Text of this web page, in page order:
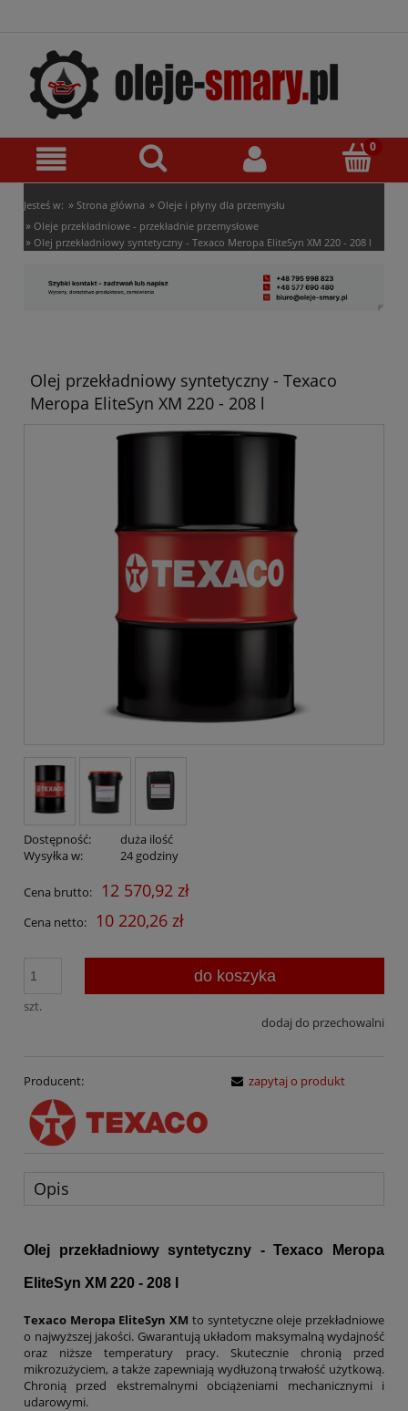
Jesteś w: » Strona główna » Oleje i płyny dla przemysłu
» Oleje przekładniowe - przekładnie przemysłowe
» Olej przekładniowy syntetyczny - Texaco Meropa EliteSyn XM 220 - 208 l
Olej przekładniowy syntetyczny - Texaco
Meropa EliteSyn XM 220 - 208 l
Dostępność:
duża ilość
Wysyłka w:
24 godziny
Cena brutto: 12 570,92 zł
Cena netto: 10 220,26 zł
szt.
do koszyka
dodaj do przechowalni
Producent: zapytaj o produkt
Opis
Olej przekładniowy syntetyczny - Texaco Meropa
EliteSyn XM 220 - 208 l
Texaco Meropa EliteSyn XM to syntetyczne oleje przekładniowe
o najwyższej jakości. Gwarantują układom maksymalną wydajność
oraz niższe temperatury pracy. Skutecznie chronią przed
mikrozużyciem, a także zapewniają wydłużoną trwałość użytkową.
Chronią przed ekstremalnymi obciążeniami mechanicznymi i
udarowymi.